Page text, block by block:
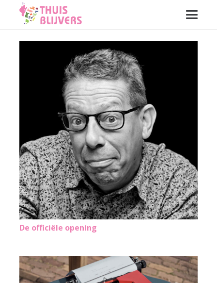
De officiële opening